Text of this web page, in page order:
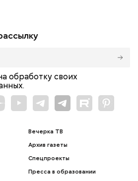
обработку своих
Вечерка ТВ
Архив газеты
Спецпроекты
Пресса в образовании